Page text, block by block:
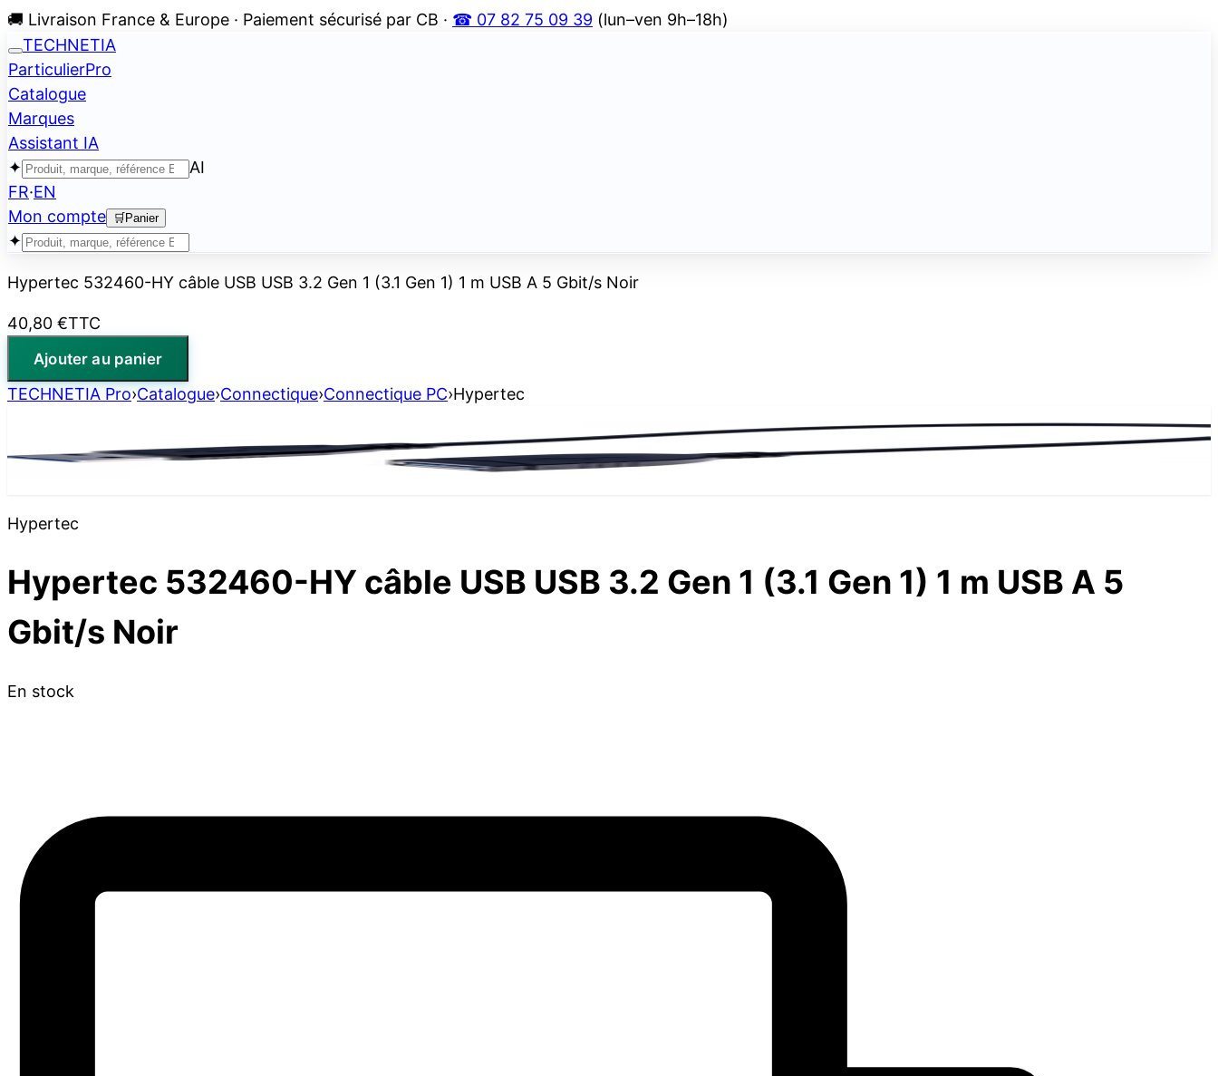
🚚 Livraison France & Europe · Paiement sécurisé par CB · ☎ 07 82 75 09 39 (lun–ven 9h–18h)
TECHNETIA
ParticulierPro
Catalogue
Marques
Assistant IA
✦
AI
FR·EN
Mon compte
🛒 Panier
✦
Hypertec 532460-HY câble USB USB 3.2 Gen 1 (3.1 Gen 1) 1 m USB A 5 Gbit/s Noir
40,80 €TTC
Ajouter au panier
TECHNETIA Pro›Catalogue›Connectique›Connectique PC›Hypertec
Hypertec
Hypertec 532460-HY câble USB USB 3.2 Gen 1 (3.1 Gen 1) 1 m USB A 5
Gbit/s Noir
En stock